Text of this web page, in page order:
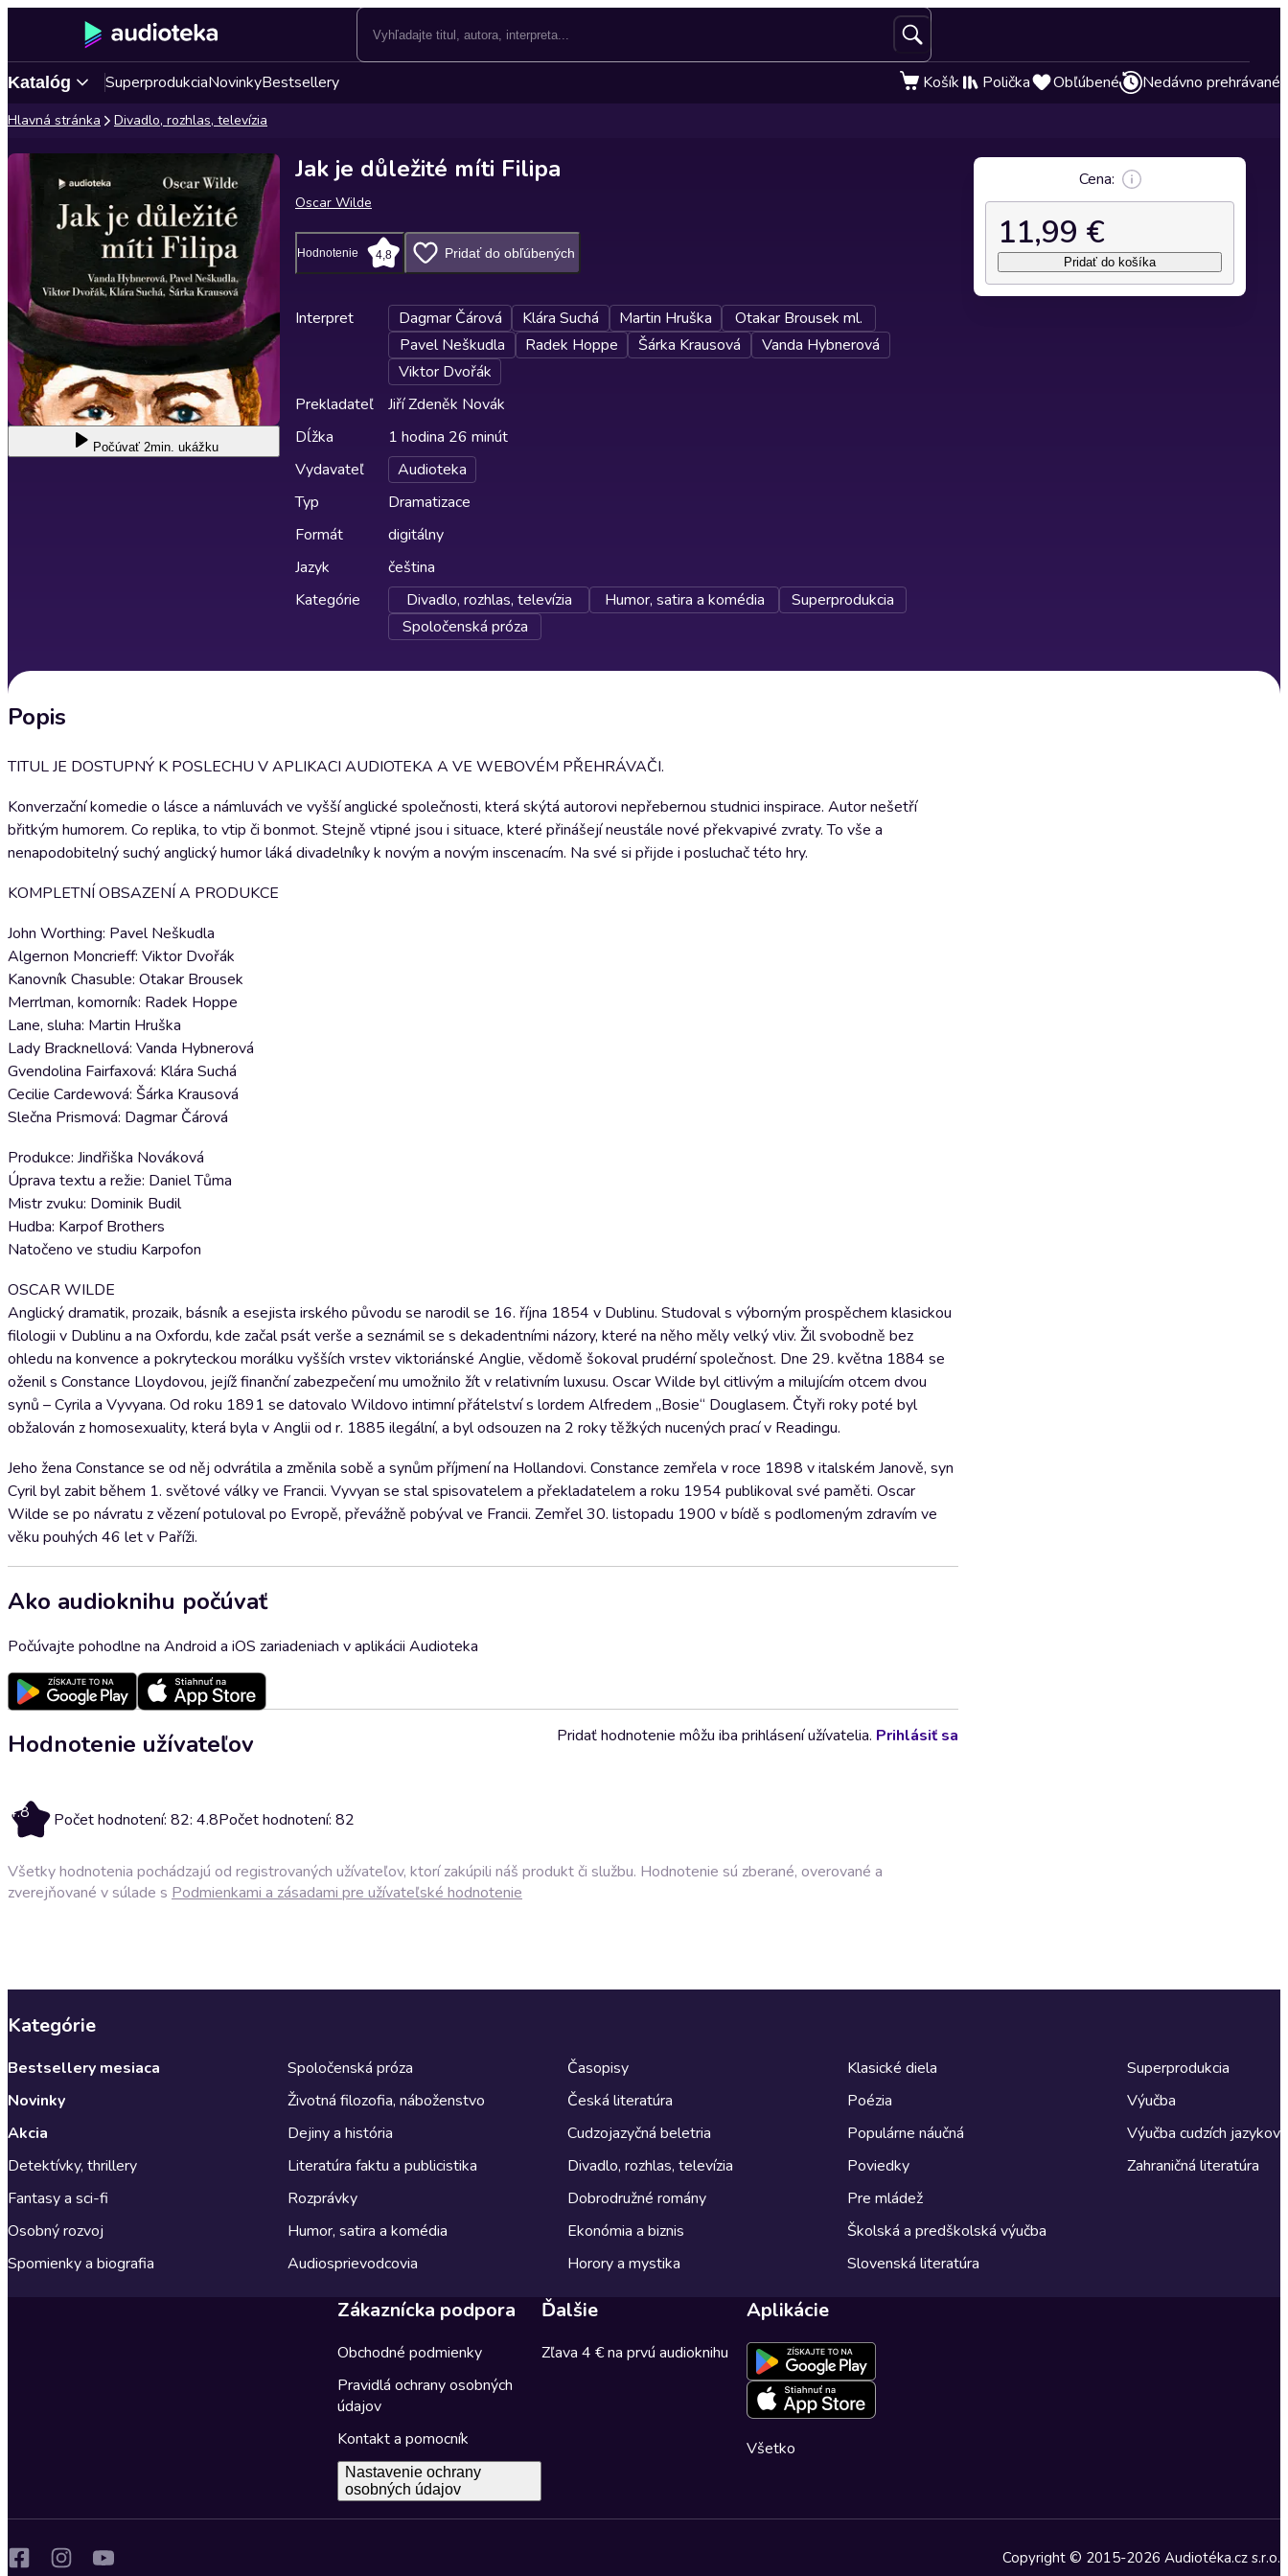
Katalóg SuperprodukciaNovinkyBestsellery Košík Polička Obľúbené Nedávno prehrávané
Hlavná stránka Divadlo, rozhlas, televízia
Počúvať 2min. ukážku
Jak je důležité míti Filipa
Oscar Wilde
Hodnotenie 4,8 Pridať do obľúbených
Interpret Dagmar Čárová Klára Suchá Martin Hruška
Otakar Brousek ml.
Pavel Neškudla
Radek Hoppe Šárka Krausová
Vanda Hybnerová
Viktor Dvořák
Prekladateľ
Jiří Zdeněk Novák
Dĺžka
1 hodina 26 minút
Vydavateľ
Audioteka
Typ
Dramatizace
Formát
digitálny
Jazyk
čeština
Kategórie
Divadlo, rozhlas, televízia Humor, satira a komédia
Superprodukcia
Spoločenská próza
Popis
TITUL JE DOSTUPNÝ K POSLECHU V APLIKACI AUDIOTEKA A VE WEBOVÉM PŘEHRÁVAČI.
Konverzační komedie o lásce a námluvách ve vyšší anglické společnosti, která skýtá autorovi nepřebernou studnici inspirace. Autor nešetří
břitkým humorem. Co replika, to vtip či bonmot. Stejně vtipné jsou i situace, které přinášejí neustále nové překvapivé zvraty. To vše a
nenapodobitelný suchý anglický humor láká divadelníky k novým a novým inscenacím. Na své si přijde i posluchač této hry.
KOMPLETNÍ OBSAZENÍ A PRODUKCE
John Worthing: Pavel Neškudla
Algernon Moncrieff: Viktor Dvořák
Kanovník Chasuble: Otakar Brousek
Merrlman, komorník: Radek Hoppe
Lane, sluha: Martin Hruška
Lady Bracknellová: Vanda Hybnerová
Gvendolina Fairfaxová: Klára Suchá
Cecilie Cardewová: Šárka Krausová
Slečna Prismová: Dagmar Čárová
Produkce: Jindřiška Nováková
Úprava textu a režie: Daniel Tůma
Mistr zvuku: Dominik Budil
Hudba: Karpof Brothers
Natočeno ve studiu Karpofon
OSCAR WILDE
Anglický dramatik, prozaik, básník a esejista irského původu se narodil se 16. října 1854 v Dublinu. Studoval s výborným prospěchem klasickou
filologii v Dublinu a na Oxfordu, kde začal psát verše a seznámil se s dekadentními názory, které na něho měly velký vliv. Žil svobodně bez
ohledu na konvence a pokryteckou morálku vyšších vrstev viktoriánské Anglie, vědomě šokoval prudérní společnost. Dne 29. května 1884 se
oženil s Constance Lloydovou, jejíž finanční zabezpečení mu umožnilo žít v relativním luxusu. Oscar Wilde byl citlivým a milujícím otcem dvou
synů – Cyrila a Vyvyana. Od roku 1891 se datovalo Wildovo intimní přátelství s lordem Alfredem „Bosie“ Douglasem. Čtyři roky poté byl
obžalován z homosexuality, která byla v Anglii od r. 1885 ilegální, a byl odsouzen na 2 roky těžkých nucených prací v Readingu.
Jeho žena Constance se od něj odvrátila a změnila sobě a synům příjmení na Hollandovi. Constance zemřela v roce 1898 v italském Janově, syn
Cyril byl zabit během 1. světové války ve Francii. Vyvyan se stal spisovatelem a překladatelem a roku 1954 publikoval své paměti. Oscar
Wilde se po návratu z vězení potuloval po Evropě, převážně pobýval ve Francii. Zemřel 30. listopadu 1900 v bídě s podlomeným zdravím ve
věku pouhých 46 let v Paříži.
Ako audioknihu počúvať
Počúvajte pohodlne na Android a iOS zariadeniach v aplikácii Audioteka
Hodnotenie užívateľov
4.8 Počet hodnotení: 82: 4.8Počet hodnotení: 82
Pridať hodnotenie môžu iba prihlásení užívatelia. Prihlásiť sa
Všetky hodnotenia pochádzajú od registrovaných užívateľov, ktorí zakúpili náš produkt či službu. Hodnotenie sú zberané, overované a
zverejňované v súlade s Podmienkami a zásadami pre užívateľské hodnotenie
Cena:
11,99 €
Pridať do košíka
Kategórie
Bestsellery mesiaca
Novinky
Akcia
Detektívky, thrillery
Fantasy a sci-fi
Osobný rozvoj
Spomienky a biografia
Spoločenská próza
Životná filozofia, náboženstvo
Dejiny a história
Literatúra faktu a publicistika
Rozprávky
Humor, satira a komédia
Audiosprievodcovia
Časopisy
Česká literatúra
Cudzojazyčná beletria
Divadlo, rozhlas, televízia
Dobrodružné romány
Ekonómia a biznis
Horory a mystika
Klasické diela
Poézia
Populárne náučná
Poviedky
Pre mládež
Školská a predškolská výučba
Slovenská literatúra
Superprodukcia
Výučba
Výučba cudzích jazykov
Zahraničná literatúra
Zákaznícka podpora
Obchodné podmienky
Pravidlá ochrany osobných
údajov
Kontakt a pomocník
Nastavenie ochrany
osobných údajov
Ďalšie
Zľava 4 € na prvú audioknihu
Aplikácie
Všetko
Copyright © 2015-2026 Audiotéka.cz s.r.o.